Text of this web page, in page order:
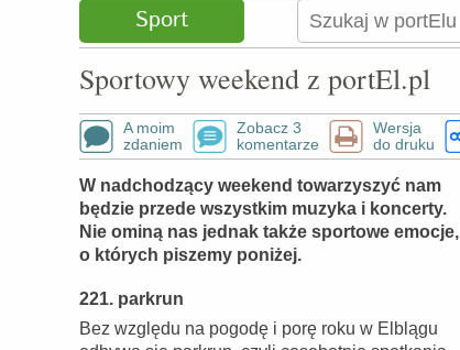
Sport
Sportowy weekend z portEl.pl
A moim
zdaniem
Zobacz 3
komentarze
Wersja
do druku
W nadchodzący weekend towarzyszyć nam
będzie przede wszystkim muzyka i koncerty.
Nie ominą nas jednak także sportowe emocje,
o których piszemy poniżej.
221. parkrun
Bez względu na pogodę i porę roku w Elblągu